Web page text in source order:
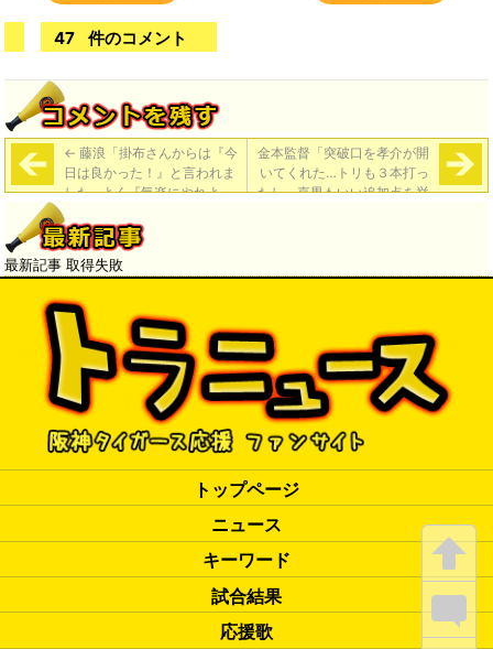
47 件のコメント
← 藤浪「掛布さんからは『今
日は良かった！』と言われま
した…よく『気楽にやれよ』
と言ってもらっていた。そう
いう空気をつくってもらって
ありがたかった」
金本監督「突破口を孝介が開
いてくれた…トリも３本打っ
たし、嘉男もいい追加点を挙
最新記事 取得失敗
トップページ
ニュース
キーワード
試合結果
応援歌